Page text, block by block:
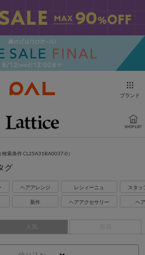
ブランド
（検索条件 CL25A31BA0037-0）
グ
ヘアアレンジ
新作
レシィーニュ
ヘアアクセサリー
スタッ
ヘ
人気